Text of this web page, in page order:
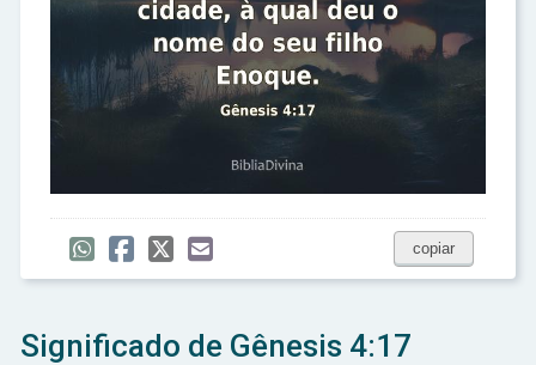
copiar
Significado de Gênesis 4:17